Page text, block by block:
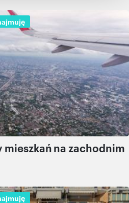
witrynie. Informacje o tym, jak
udostępniamy partnerom
i analitycznym.
te informacje z innymi danymi
uzyskanymi podczas
mieszkań na zachodnim